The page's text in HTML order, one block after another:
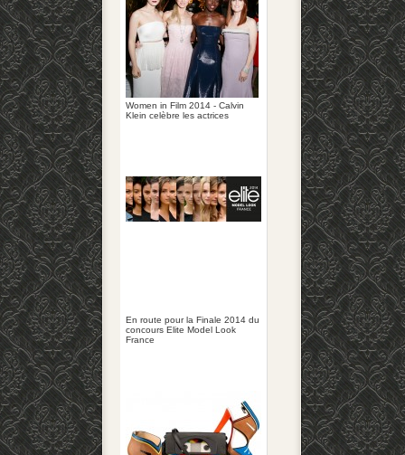
Women in Film 2014 - Calvin
Klein celèbre les actrices
En route pour la Finale 2014 du
concours Elite Model Look
France